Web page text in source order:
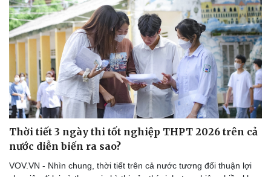
Thời tiết 3 ngày thi tốt nghiệp THPT 2026 trên cả
nước diễn biến ra sao?
VOV.VN - Nhìn chung, thời tiết trên cả nước tương đối thuận lợi